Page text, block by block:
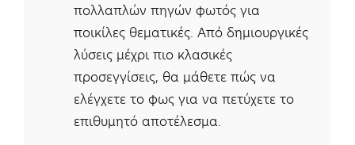
πολλαπλών πηγών φωτός για
ποικίλες θεματικές. Από δημιουργικές
λύσεις μέχρι πιο κλασικές
προσεγγίσεις, θα μάθετε πώς να
ελέγχετε το φως για να πετύχετε το
επιθυμητό αποτέλεσμα.